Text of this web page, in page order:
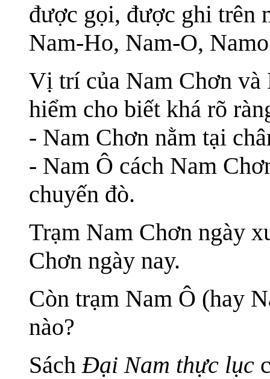
được gọi, được ghi trên
Nam-Ho, Nam-O,
Vị trí của Nam Chơn và
hiểm cho biết khá rõ
- Nam Chơn nằm tại
- Nam Ô cách Nam
chuyến đò.
Trạm Nam Chơn ngày
Chơn ngày nay.
Còn trạm Nam Ô (hay
nào?
SáchĐại Nam thực lục